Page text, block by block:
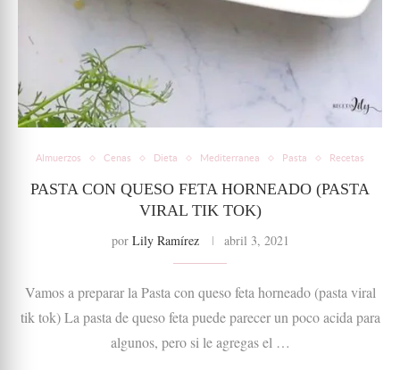
Almuerzos Cenas Dieta Mediterranea Pasta Recetas
PASTA CON QUESO FETA HORNEADO (PASTA
VIRAL TIK TOK)
por Lily Ramírez abril 3, 2021
Vamos a preparar la Pasta con queso feta horneado (pasta viral
tik tok) La pasta de queso feta puede parecer un poco acida para
algunos, pero si le agregas el …